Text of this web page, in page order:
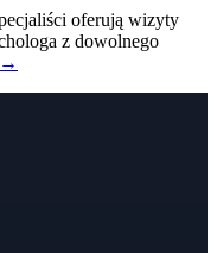
oferują wizyty
z dowolnego
→